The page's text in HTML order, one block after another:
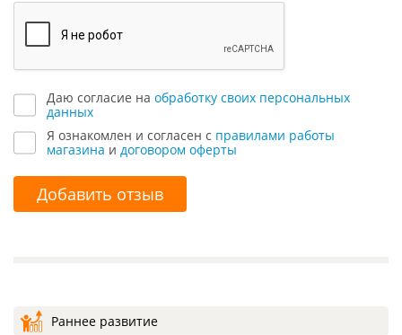
Даю согласие на обработку своих персональных
данных
Я ознакомлен и согласен с правилами работы
магазина и договором оферты
Добавить отзыв
Раннее развитие